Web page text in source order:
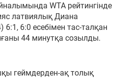
WTA рейтингінде
латвиялық Диана
6:0 есебімен тас-талқан
44 минутқа созылды.
геймдерден-ақ толық